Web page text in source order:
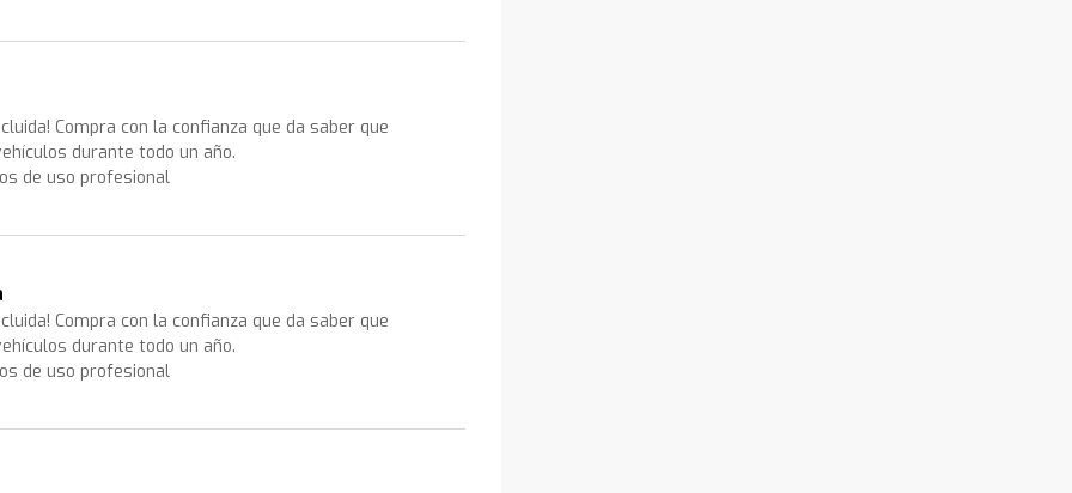
Compra con la confianza que da saber que
durante todo un año.
de uso profesional
Compra con la confianza que da saber que
durante todo un año.
de uso profesional